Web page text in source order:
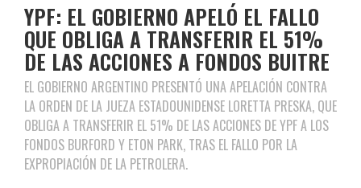
YPF: EL GOBIERNO APELÓ EL FALLO
QUE OBLIGA A TRANSFERIR EL 51%
DE LAS ACCIONES A FONDOS BUITRE
EL GOBIERNO ARGENTINO PRESENTÓ UNA APELACIÓN CONTRA
LA ORDEN DE LA JUEZA ESTADOUNIDENSE LORETTA PRESKA, QUE
OBLIGA A TRANSFERIR EL 51% DE LAS ACCIONES DE YPF A LOS
FONDOS BURFORD Y ETON PARK, TRAS EL FALLO POR LA
EXPROPIACIÓN DE LA PETROLERA.